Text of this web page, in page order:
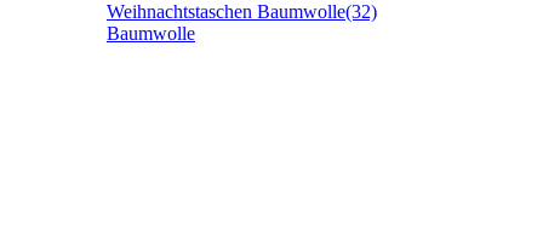
Weihnachtstaschen Baumwolle(32)
Baumwolle